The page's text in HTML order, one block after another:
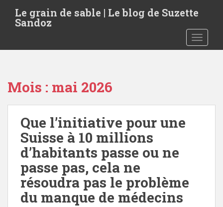
t
Le grain de sable | Le blog de Suzette
Sandoz
Mois : mai 2026
Que l’initiative pour une
Suisse à 10 millions
d’habitants passe ou ne
passe pas, cela ne
résoudra pas le problème
du manque de médecins